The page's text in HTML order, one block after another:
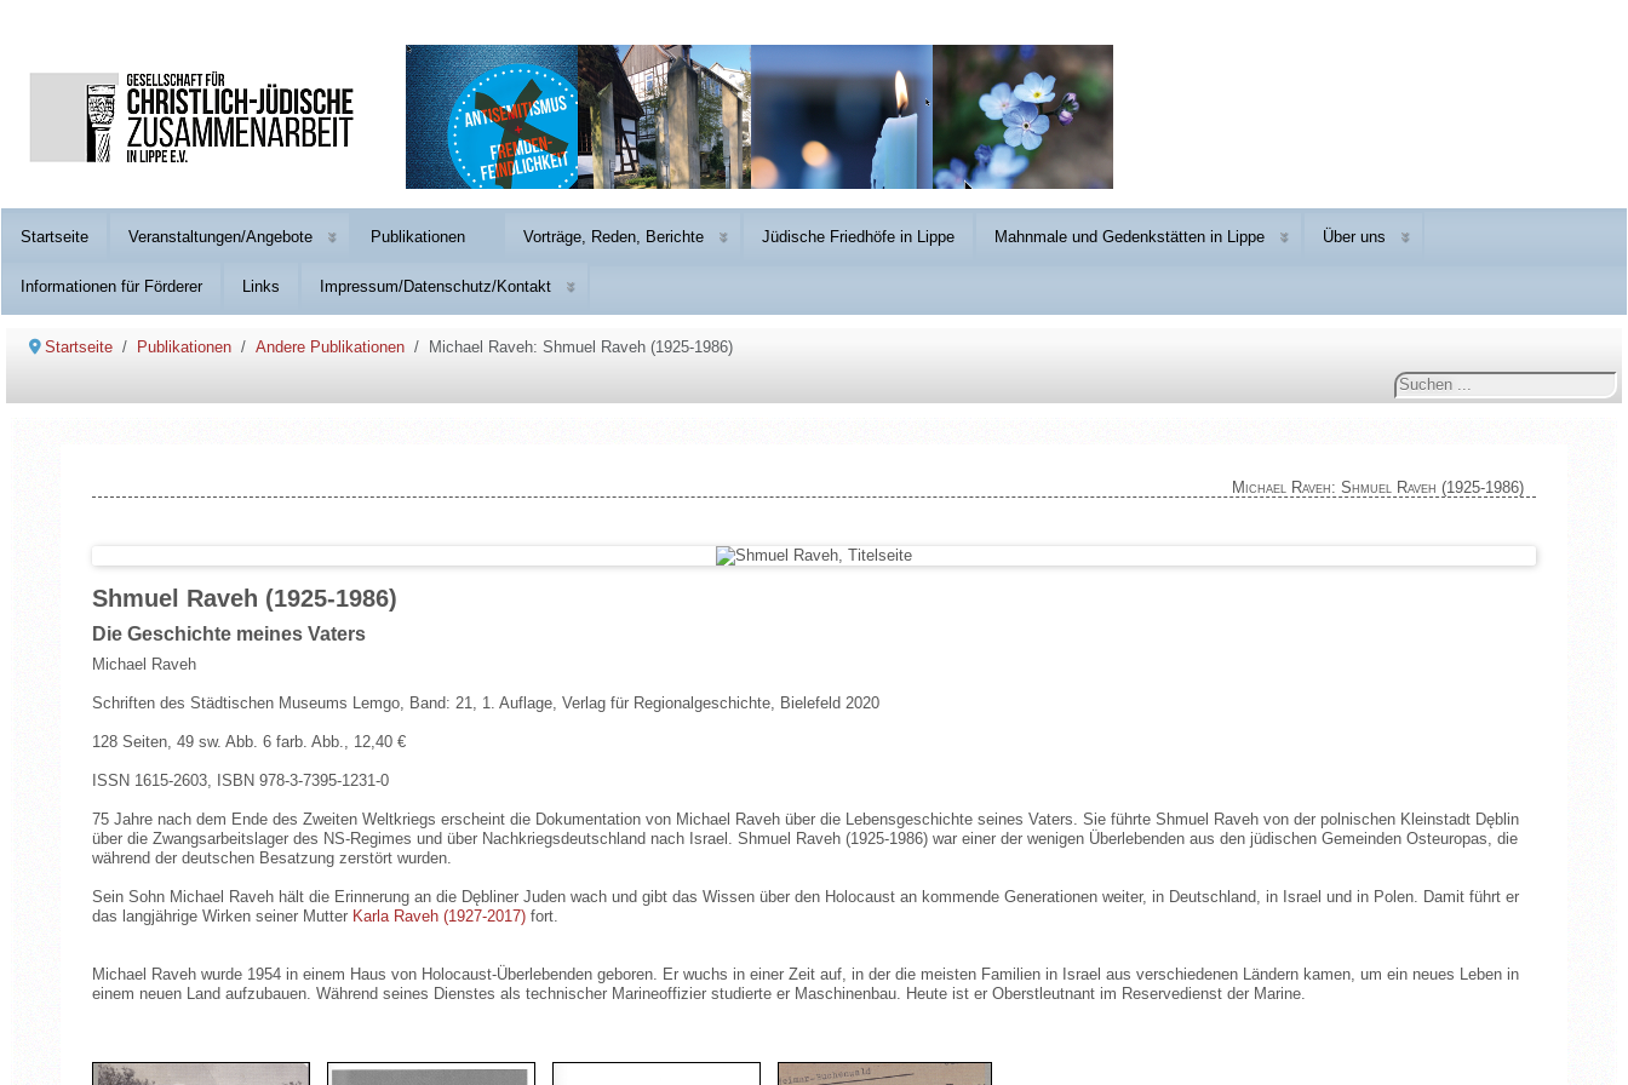
Startseite Veranstaltungen/Angebote Publikationen Vorträge, Reden, Berichte Jüdische Friedhöfe in Lippe Mahnmale und Gedenkstätten in Lippe Über uns
Informationen für Förderer Links Impressum/Datenschutz/Kontakt
Startseite Publikationen Andere Publikationen
Michael Raveh: Shmuel Raveh (1925-1986)
Suchen
...
Michael Raveh: Shmuel Raveh (1925-1986)
Shmuel Raveh (1925-1986)
Die Geschichte meines Vaters
Michael Raveh
Schriften des Städtischen Museums Lemgo, Band: 21, 1. Auflage, Verlag für Regionalgeschichte, Bielefeld 2020
128 Seiten, 49 sw. Abb. 6 farb. Abb., 12,40 €
ISSN 1615-2603, ISBN 978-3-7395-1231-0
75 Jahre nach dem Ende des Zweiten Weltkriegs erscheint die Dokumentation von Michael Raveh über die Lebensgeschichte seines Vaters. Sie führte Shmuel Raveh von der polnischen Kleinstadt Dęblin
über die Zwangsarbeitslager des NS-Regimes und über Nachkriegsdeutschland nach Israel. Shmuel Raveh (1925-1986) war einer der wenigen Überlebenden aus den jüdischen Gemeinden Osteuropas, die
während der deutschen Besatzung zerstört wurden.
Sein Sohn Michael Raveh hält die Erinnerung an die Dębliner Juden wach und gibt das Wissen über den Holocaust an kommende Generationen weiter, in Deutschland, in Israel und in Polen. Damit führt er
das langjährige Wirken seiner Mutter Karla Raveh (1927-2017)fort.
Michael Raveh wurde 1954 in einem Haus von Holocaust-Überlebenden geboren. Er wuchs in einer Zeit auf, in der die meisten Familien in Israel aus verschiedenen Ländern kamen, um ein neues Leben in
einem neuen Land aufzubauen. Während seines Dienstes als technischer Marineoffizier studierte er Maschinenbau. Heute ist er Oberstleutnant im Reservedienst der Marine.